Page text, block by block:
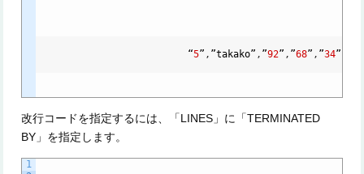
                          “
5” , ”takako” , ”92” , ”68” , ”34”
改行コードを指定するには、「LINES」に「TERMINATED
BY」を指定します。
1